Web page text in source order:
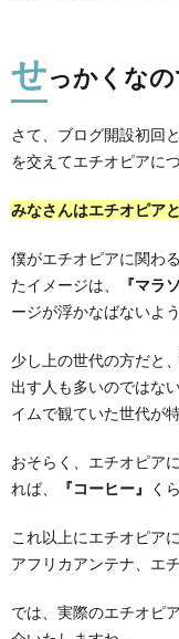
せっかくな
さて、ブログ開設初回
を交えてエチオピアに
みなさんはエチオピア
僕がエチオピアに関わ
たイメージは、
『マラ
ージが浮かなばないよ
少し上の世代の方だと、
出す人も多いのではな
イムで観ていた世代が特
おそらく、エチオピア
れば、
『コーヒー』 く
これ以上にエチオピア
アフリカアンテナ、エ
では、実際のエチオピ